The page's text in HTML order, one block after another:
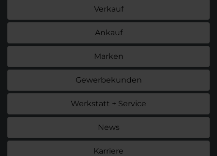
Verkauf
Ankauf
Marken
Gewerbekunden
Werkstatt + Service
News
Karriere